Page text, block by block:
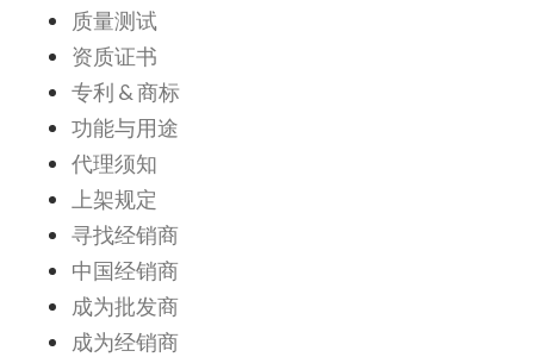
质量测试
资质证书
专利 & 商标
功能与用途
代理须知
上架规定
寻找经销商
中国经销商
成为批发商
成为经销商